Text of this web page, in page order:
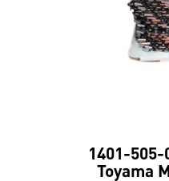
1401-505-
Toyama